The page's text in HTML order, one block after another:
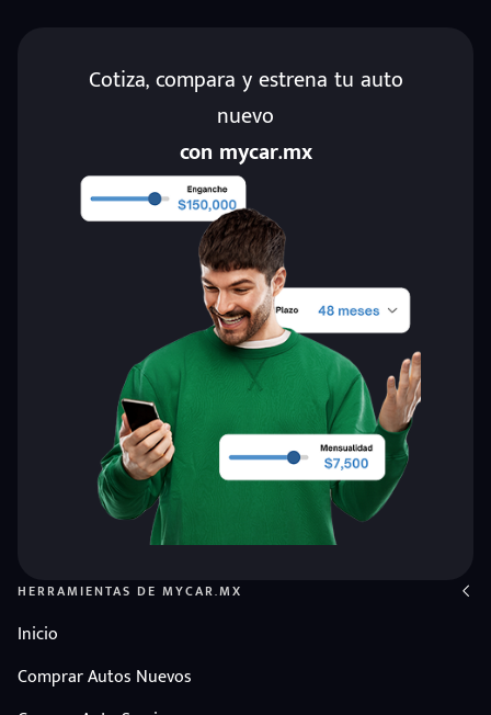
Cotiza, compara y estrena tu auto
nuevo
con mycar.mx
HERRAMIENTAS DE MYCAR.MX
Inicio
Comprar Autos Nuevos